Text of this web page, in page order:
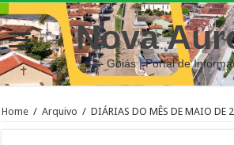
Nova
– Goiás | Portal de
Home / Arquivo / DIÁRIAS DO MÊS DE MAIO DE